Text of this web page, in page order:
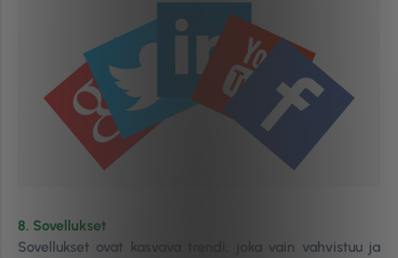
8. Sovellukset
Sovellukset ovat kasvava trendi, joka vain vahvistuu ja